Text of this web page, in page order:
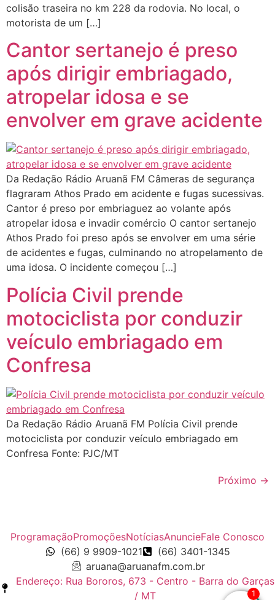
colisão traseira no km 228 da rodovia. No local, o
motorista de um […]
Cantor sertanejo é preso
após dirigir embriagado,
atropelar idosa e se
envolver em grave acidente
Da Redação Rádio Aruanã FM Câmeras de segurança
flagraram Athos Prado em acidente e fugas sucessivas.
Cantor é preso por embriaguez ao volante após
atropelar idosa e invadir comércio O cantor sertanejo
Athos Prado foi preso após se envolver em uma série
de acidentes e fugas, culminando no atropelamento de
uma idosa. O incidente começou […]
Polícia Civil prende
motociclista por conduzir
veículo embriagado em
Confresa
Da Redação Rádio Aruanã FM Polícia Civil prende
motociclista por conduzir veículo embriagado em
Confresa Fonte: PJC/MT
Próximo →
ProgramaçãoPromoçõesNotíciasAnuncieFale Conosco
(66) 9 9909-1021
(66) 3401-1345
aruana@aruanafm.com.br
Endereço: Rua Bororos, 673 - Centro - Barra do Garças
/ MT
1